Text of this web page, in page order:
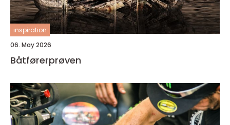
inspiration
06. May 2026
Båtførerprøven